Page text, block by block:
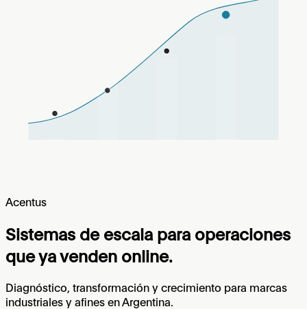
Acentus
Sistemas de escala para operaciones
que ya venden online.
Diagnóstico, transformación y crecimiento para marcas
industriales y afines en Argentina.